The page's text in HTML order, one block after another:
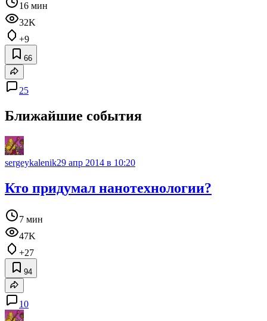
16 мин
32K
+9
66
25
Ближайшие события
sergeykalenik29 апр 2014 в 10:20
Кто придумал нанотехнологии?
7 мин
47K
+27
94
10